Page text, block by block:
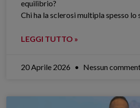
equilibrio?
Chi ha la sclerosi multipla spesso lo
LEGGI TUTTO »
20 Aprile 2026 Nessun